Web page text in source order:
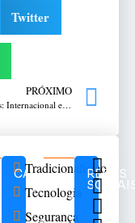
Twitter
PRÓXIMO
Libertadores: Internacional estreia com empate na Colômbia
CATEGORIAS
Tradicionalismo
Tecnologia
Segurança
REDES